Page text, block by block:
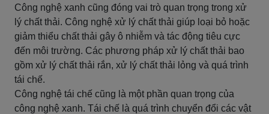
Công nghệ xanh cũng đóng vai trò quan trọng trong xử
lý chất thải. Công nghệ xử lý chất thải giúp loại bỏ hoặc
giảm thiểu chất thải gây ô nhiễm và tác động tiêu cực
đến môi trường. Các phương pháp xử lý chất thải bao
gồm xử lý chất thải rắn, xử lý chất thải lỏng và quá trình
tái chế.
Công nghệ tái chế cũng là một phần quan trọng của
công nghệ xanh. Tái chế là quá trình chuyển đổi các vật